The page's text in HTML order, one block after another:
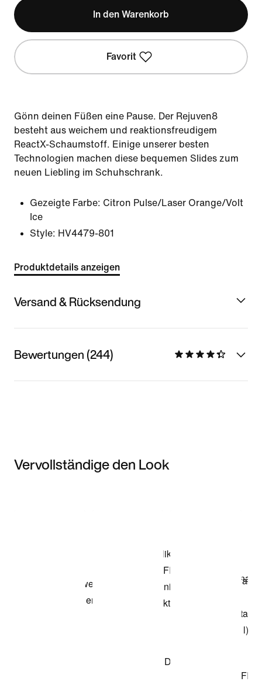
In den Warenkorb
Favorit
Gönn deinen Füßen eine Pause. Der Rejuven8
besteht aus weichem und reaktionsfreudigem
ReactX-Schaumstoff. Einige unserer besten
Technologien machen diese bequemen Slides zum
neuen Liebling im Schuhschrank.
Gezeigte Farbe: Citron Pulse/Laser Orange/Volt
Ice
Style: HV4479-801
Produktdetails anzeigen
Versand & Rücksendung
Bewertungen (244)
Vervollständige den Look